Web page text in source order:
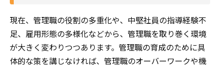
現在、管理職の役割の多重化や、中堅社員の指導経験不
足、雇用形態の多様化などから、管理職を取り巻く環境
が大きく変わりつつあります。管理職の育成のために具
体的な策を講じなければ、管理職のオーバーワークや機